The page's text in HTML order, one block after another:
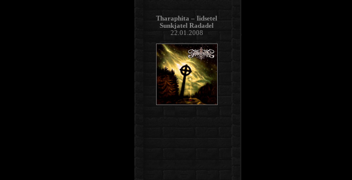
Tharaphita – Iidsetel
Sunkjatel Radadel
22.01.2008